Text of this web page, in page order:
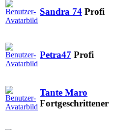
Sandra 74 Profi
Petra47 Profi
Tante Maro
Fortgeschrittener